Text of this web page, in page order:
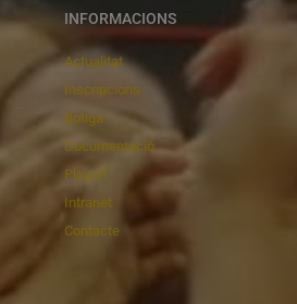
INFORMACIONS
Actualitat
Inscripcions
Botiga
Documentació
Playoff
Intranet
Contacte